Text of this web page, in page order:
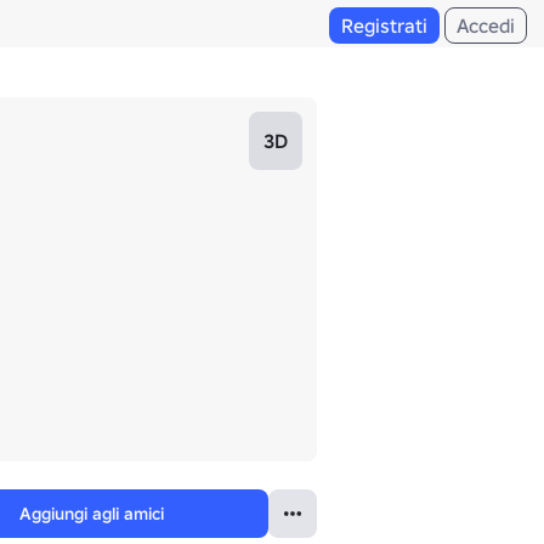
Registrati Accedi
3D
Aggiungi agli amici